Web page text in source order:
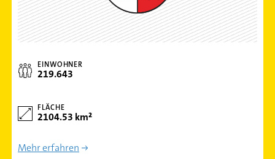
EINWOHNER
219.643
FLÄCHE
2104.53 km²
Mehr erfahren